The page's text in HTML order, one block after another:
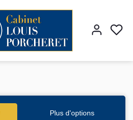
Plus d'options